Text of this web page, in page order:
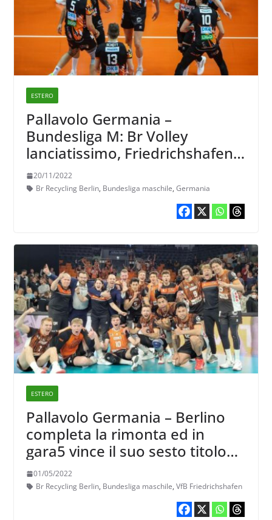
ESTERO
Pallavolo Germania –
Bundesliga M: Br Volley
lanciatissimo, Friedrichshafen
secondo ma distanziato.
20/11/2022
Br Recycling Berlin, Bundesliga maschile, Germania
ESTERO
Pallavolo Germania – Berlino
completa la rimonta ed in
gara5 vince il suo sesto titolo
nazionale
01/05/2022
Br Recycling Berlin, Bundesliga maschile, VfB Friedrichshafen